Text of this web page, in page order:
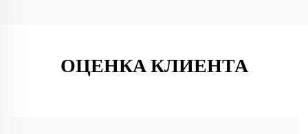
ОЦЕНКА КЛИЕНТА